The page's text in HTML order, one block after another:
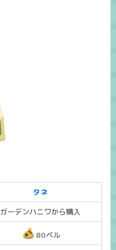
タネ
ガーデンハニワから購入
80ベル